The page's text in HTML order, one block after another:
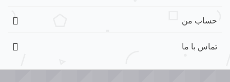
حساب من
تماس با ما